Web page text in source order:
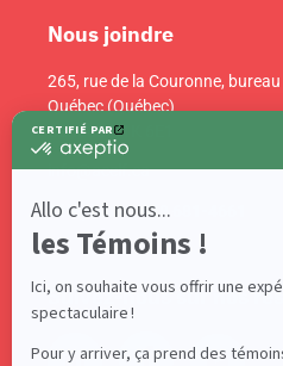
Suivez-nous sur nos
Nous joindre
265, rue de la Couronne,
Québec (Québec)
Canada G1K 6E1
info@acelf.ca
Téléphone : 418 681-4661